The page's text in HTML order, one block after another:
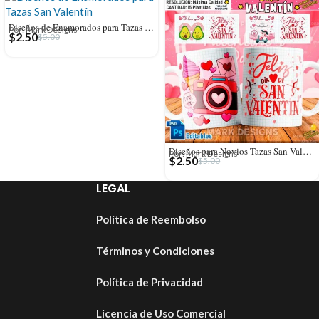
Diseños de Enamorados para Tazas San Valentín
Por: Mark Designs
$5.00
$2.50
Diseños para Novios Tazas San Valentín
Por: Mark Designs
$5.00
$2.50
LEGAL
Política de Reembolso
Términos y Condiciones
Política de Privacidad
Licencia de Uso Comercial